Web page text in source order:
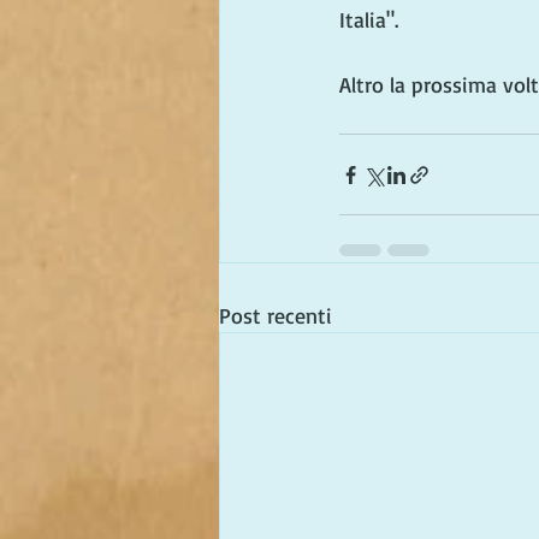
Italia".
Altro la prossima
Post recenti